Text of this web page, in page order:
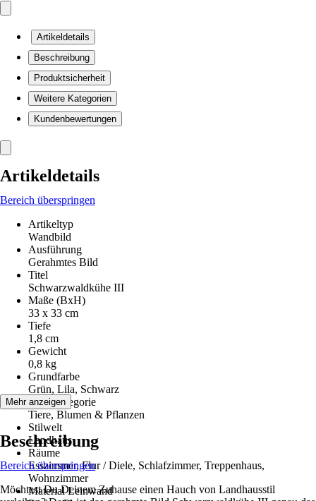
Artikeldetails
Beschreibung
Produktsicherheit
Weitere Kategorien
Kundenbewertungen
Artikeldetails
Bereich überspringen
Artikeltyp
Wandbild
Ausführung
Gerahmtes Bild
Titel
Schwarzwaldkühe III
Maße (BxH)
33 x 33 cm
Tiefe
1,8 cm
Gewicht
0,8 kg
Grundfarbe
Grün, Lila, Schwarz
Motivkategorie
Tiere, Blumen & Pflanzen
Stilwelt
Landhaus
Räume
Esszimmer, Flur / Diele, Schlafzimmer, Treppenhaus,
Wohnzimmer
Material Leinwand
Mehr anzeigen
Beschreibung
Bereich überspringen
Möchtest Du Deinem Zuhause einen Hauch von Landhausstil